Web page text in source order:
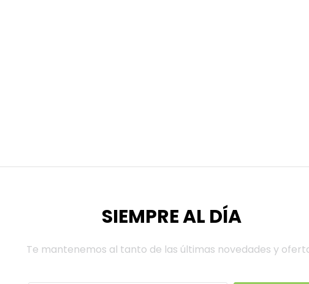
SIEMPRE AL DÍA
Te mantenemos al tanto de las últimas novedades y